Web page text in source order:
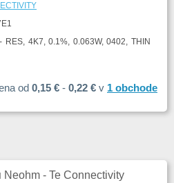
RES, 4K7, 0.1%, 0.063W, 0402, THIN
od 0,15 € - 0,22 € v 1 obchode
Neohm - Te Connectivity